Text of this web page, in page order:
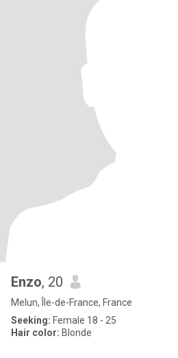
Enzo, 20
Melun, Île-de-France, France
Seeking: Female 18 - 25
Hair color: Blonde